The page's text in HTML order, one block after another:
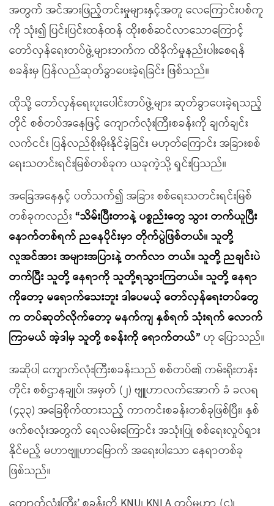
အတွက် အင်အားဖြည့်တင်းမှုများနှင့်အတူ လေကြောင်းပစ်ကူ
ကို သုံး၍ ပြင်းပြင်းထန်ထန် ထိုးစစ်ဆင်လာသောကြောင့်
တော်လှန်ရေးတပ်ဖွဲ့များဘက်က ထိခိုက်မှုနည်းပါးစေရန်
စခန်းမှ ပြန်လည်ဆုတ်ခွာပေးခဲ့ရခြင်း ဖြစ်သည်။
ထိုသို့ တော်လှန်ရေးပူးပေါင်းတပ်ဖွဲ့များ ဆုတ်ခွာပေးခဲ့ရသည့်
တိုင် စစ်တပ်အနေဖြင့် ကျောက်လုံးကြီးစခန်းကို ချက်ချင်း
လက်ငင်း ပြန်လည်စိုးမိုးနိုင်ခဲ့ခြင်း မဟုတ်ကြောင်း အခြားစစ်
ရေးသတင်းရင်းမြစ်တစ်ခုက ယခုကဲ့သို့ ရှင်းပြသည်။
အခြေအနေနှင့် ပတ်သက်၍ အခြား စစ်ရေးသတင်းရင်းမြစ်
တစ်ခုကလည်း “သိမ်းပြီးတာနဲ့ ပစ္စည်းတွေ သွား တက်ယူပြီး
နောက်တစ်ရက် ညနေပိုင်းမှာ တိုက်ပွဲဖြစ်တယ်။ သူတို့
လူအင်အား အများအပြားနဲ့ တက်လာ တယ်။ သူတို့ ညချင်းပဲ
တက်ပြီး သူတို့ နေရာကို သူတို့ရသွားကြတယ်။ သူတို့ နေရာ
ကိုတော့ မရောက်သေးဘူး ဒါပေမယ့် တော်လှန်ရေးတပ်တွေ
က တပ်ဆုတ်လိုက်တော့ မနက်ကျ နှစ်ရက် သုံးရက် လောက်
ကြာမယ် အဲ့ဒါမှ သူတို့ စခန်းကို ရောက်တယ်” ဟု ပြောသည်။
အဆိုပါ ကျောက်လုံးကြီးစခန်းသည် စစ်တပ်၏ ကမ်းရိုးတန်း
တိုင်း စစ်ဌာနချုပ်၊ အမှတ် (၂) ဗျူဟာလက်အောက် ခံ ခလရ
(၄၃၃) အခြေစိုက်ထားသည့် ကာကင်းစခန်းတစ်ခုဖြစ်ပြီး၊ နှစ်
ဖက်စလုံးအတွက် ရေလမ်းကြောင်း အသုံးပြု စစ်ရေးလှုပ်ရှား
နိုင်မည့် မဟာဗျူဟာမြောက် အရေးပါသော နေရာတစ်ခု
ဖြစ်သည်။